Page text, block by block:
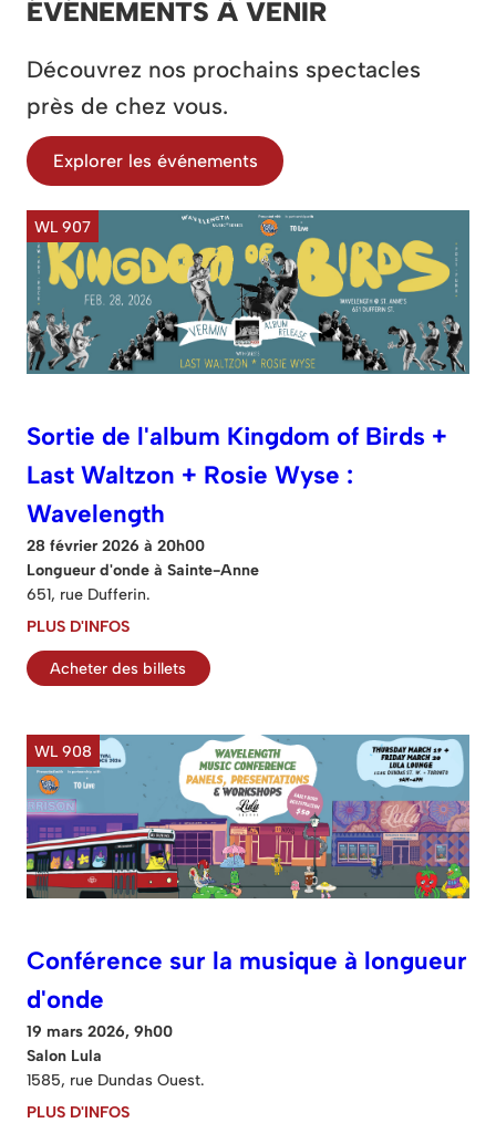
ÉVÉNEMENTS À VENIR
Découvrez nos prochains spectacles
près de chez vous.
Explorer les événements
WL 907
Sortie de l'album Kingdom of Birds +
Last Waltzon + Rosie Wyse :
Wavelength
28 février 2026 à 20h00
Longueur d'onde à Sainte-Anne
651, rue Dufferin.
PLUS D'INFOS
Acheter des billets
WL 908
Conférence sur la musique à longueur
d'onde
19 mars 2026, 9h00
Salon Lula
1585, rue Dundas Ouest.
PLUS D'INFOS